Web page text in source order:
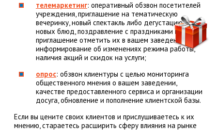
телемаркетинг: оперативный обзвон посетителей
учреждения, приглашение на тематическую
вечеринку, новый спектакль либо дегустацию
новых блюд, поздравление с праздниками и
приглашение отметить их в вашем заведении,
информирование об изменениях режима работы,
наличия акций и скидок на услуги;
опрос: обзвон клиентуры с целью мониторинга
общественного мнения о вашем заведении,
качестве предоставленного сервиса и организации
досуга, обновление и пополнение клиентской базы.
Если вы цените своих клиентов и прислушиваетесь к их
мнению, стараетесь расширить сферу влияния на рынке